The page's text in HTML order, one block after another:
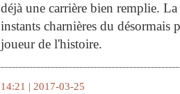
déjà une carrière bien remplie.
instants charnières du désormais
joueur de l'histoire.
14:21 | 2017-03-25